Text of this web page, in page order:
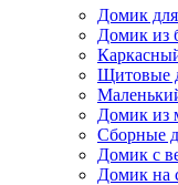
Домик
Домик из
Щитовые
Домик из
Сборные
Домик с
Домик на